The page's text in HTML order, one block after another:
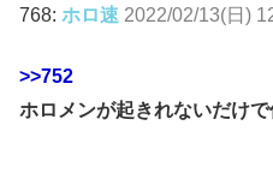
768: ホロ速 2022/02/13(日)
>>752
ホロメンが起きれないだけ